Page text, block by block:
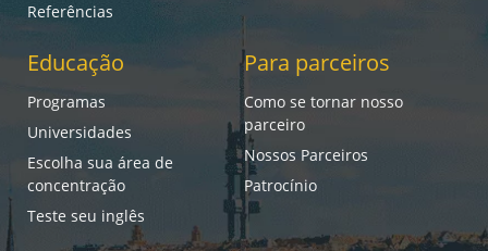
Referências
Educação
Programas
Universidades
Escolha sua área de
concentração
Teste seu inglês
Para parceiros
Como se tornar nosso
parceiro
Nossos Parceiros
Patrocínio